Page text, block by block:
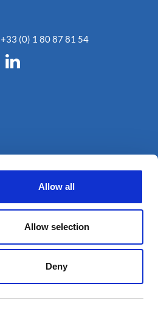
Allow all
Allow selection
Deny
+33 (0) 1 80 87 81 54